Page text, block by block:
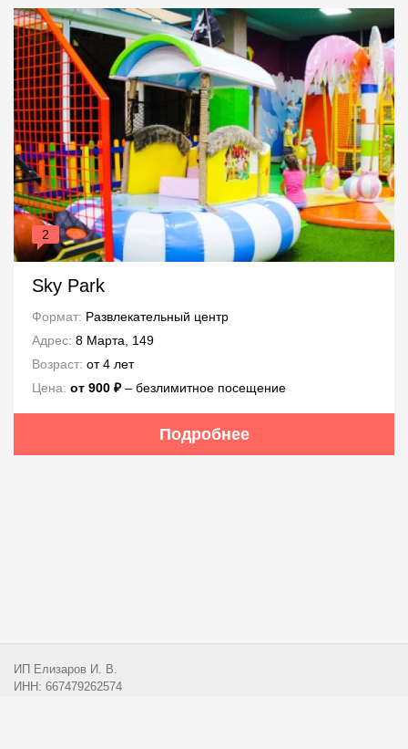
2
Sky Park
Формат: Развлекательный центр
Адрес: 8 Марта, 149
Возраст: от 4 лет
Цена: от 900 ₽‒ безлимитное посещение
Подробнее
ИП Елизаров И. В.
ИНН: 667479262574